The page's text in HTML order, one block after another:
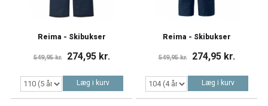
Reima - Skibukser
549,95 kr. 274,95 kr.
Læg i kurv
Reima - Skibukser
549,95 kr. 274,95 kr.
Læg i kurv